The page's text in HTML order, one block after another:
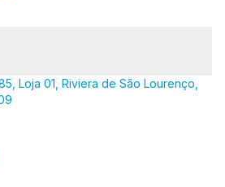
Loja 01, Riviera de São Lourenço,